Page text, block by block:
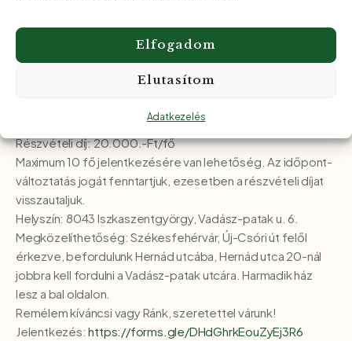
Elfogadom
Elutasítom
Adatkezelés
Építs házat kenderből! Gyere el és nézd meg
kenderházamat testközelből! Építtetőként és lakóként
szívesen megosztom Veletek tapasztalataimat.
Szakmai kérdéseitekre Radev Gergő az ERDŐK MINTÁJÁRA
válaszol családias környezetben vetítéssel egybekötve.
Részvételi díj: 20.000.-Ft/fő
Maximum 10 fő jelentkezésére van lehetőség. Az időpont-
változtatás jogát fenntartjuk, ezesetben a részvételi díjat
visszautaljuk.
Helyszín: 8043 Iszkaszentgyörgy, Vadász-patak u. 6.
Megközelíthetőség: Székesfehérvár, Új-Csóri út felől
érkezve, befordulunk Hernád utcába, Hernád utca 20-nál
jobbra kell fordulni a Vadász-patak utcára. Harmadik ház
lesz a bal oldalon.
Remélem kíváncsi vagy Ránk, szeretettel várunk!
Jelentkezés:https://forms.gle/DHdGhrkEouZyEj3R6